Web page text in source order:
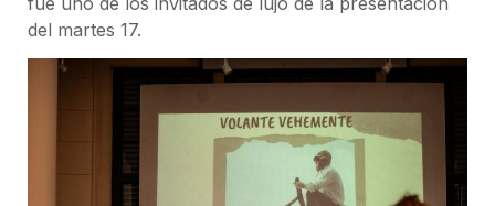
del martes 17.